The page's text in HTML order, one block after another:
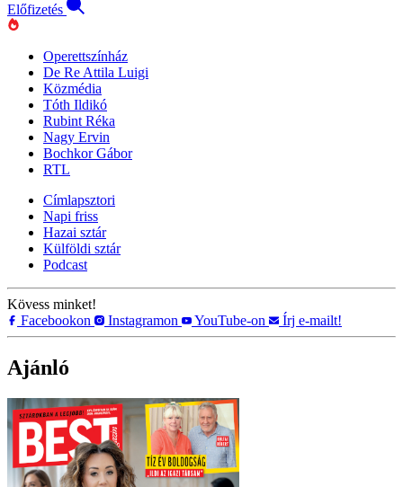
Előfizetés
Operettszínház
De Re Attila Luigi
Közmédia
Tóth Ildikó
Rubint Réka
Nagy Ervin
Bochkor Gábor
RTL
Címlapsztori
Napi friss
Hazai sztár
Külföldi sztár
Podcast
Kövess minket!
Facebookon
Instagramon YouTube-on Írj e-mailt!
Ajánló